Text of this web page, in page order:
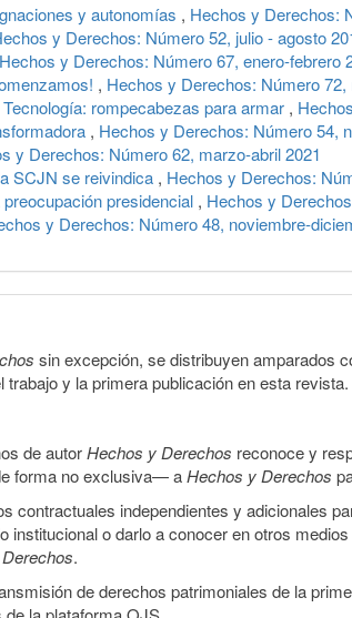
y autonomías , Hechos y Derechos:
y Derechos: Número 52, julio - agosto
Hechos y Derechos: Número 67, enero-febrero
, Hechos y Derechos: Número
rompecabezas para armar ,
, Hechos y Derechos: Número 54,
y Derechos: Número 62, marzo-abril 2021
SCJN se reivindica , Hechos y Derechos:
presidencial , Hechos y
y Derechos: Número 48, noviembre-
sin excepción, se distribuyen amparados
y la primera publicación en esta
de autorHechos y Derechos reconoce y
forma no exclusiva— aHechos y Derechos
contractuales independientes y adicionales
institucional o darlo a conocer en otros
.
de derechos patrimoniales de la